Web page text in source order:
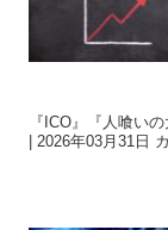
『ICO』『人喰い
| 2026年03月31日